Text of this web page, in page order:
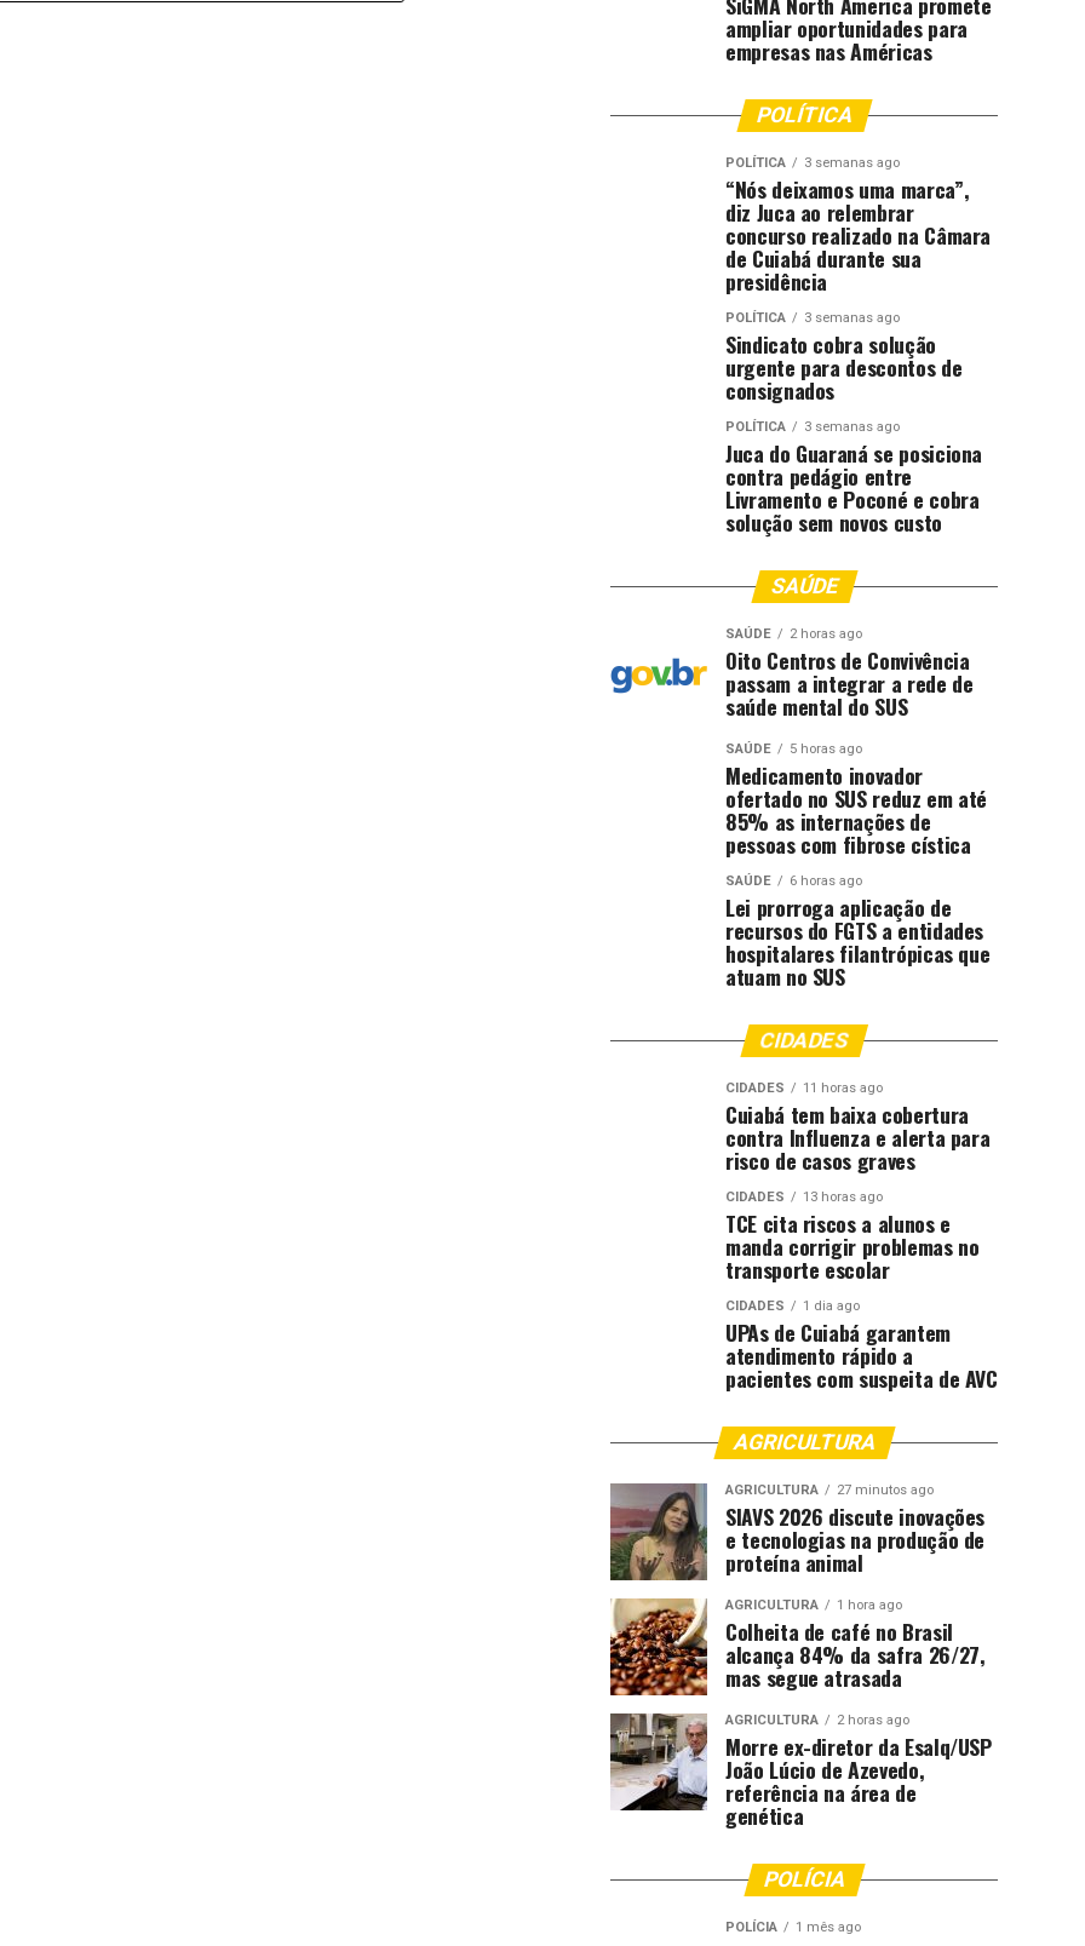
ampliar oportunidades para
empresas nas Américas
POLÍTICA
POLÍTICA 3 semanas ago
“Nós deixamos uma marca”,
diz Juca ao relembrar
concurso realizado na Câmara
de Cuiabá durante sua
presidência
POLÍTICA 3 semanas ago
Sindicato cobra solução
urgente para descontos de
consignados
POLÍTICA 3 semanas ago
Juca do Guaraná se posiciona
contra pedágio entre
Livramento e Poconé e cobra
solução sem novos custo
SAÚDE
SAÚDE 2 horas ago
Oito Centros de Convivência
passam a integrar a rede de
saúde mental do SUS
SAÚDE 5 horas ago
Medicamento inovador
ofertado no SUS reduz em até
85% as internações de
pessoas com fibrose cística
SAÚDE 6 horas ago
Lei prorroga aplicação de
recursos do FGTS a entidades
hospitalares filantrópicas que
atuam no SUS
CIDADES
CIDADES 11 horas ago
Cuiabá tem baixa cobertura
contra Influenza e alerta para
risco de casos graves
CIDADES 13 horas ago
TCE cita riscos a alunos e
manda corrigir problemas no
transporte escolar
CIDADES 1 dia ago
UPAs de Cuiabá garantem
atendimento rápido a
pacientes com suspeita de AVC
AGRICULTURA
AGRICULTURA 27 minutos ago
SIAVS 2026 discute inovações
e tecnologias na produção de
proteína animal
AGRICULTURA 1 hora ago
Colheita de café no Brasil
alcança 84% da safra 26/27,
mas segue atrasada
AGRICULTURA 2 horas ago
Morre ex-diretor da Esalq/USP
João Lúcio de Azevedo,
referência na área de
genética
POLÍCIA
POLÍCIA 1 mês ago